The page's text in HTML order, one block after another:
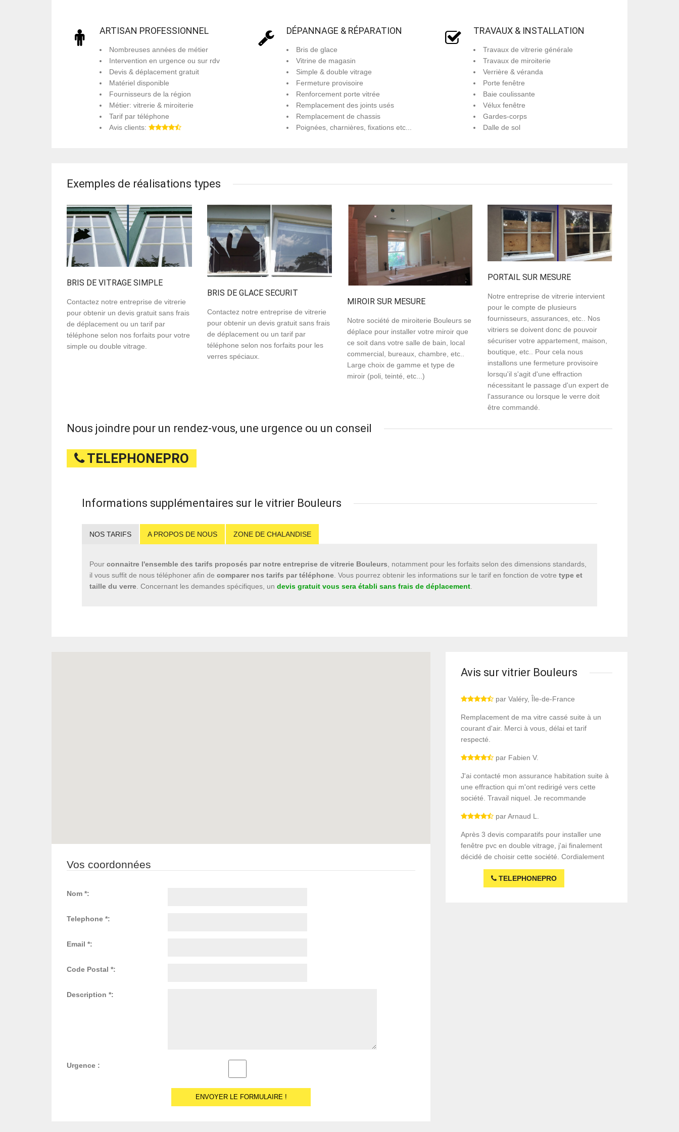
ARTISAN PROFESSIONNEL
Nombreuses années de métier
Intervention en urgence ou sur rdv
Devis & déplacement gratuit
Matériel disponible
Fournisseurs de la région
Métier: vitrerie & miroiterie
Tarif par téléphone
Avis clients:
DÉPANNAGE & RÉPARATION
Bris de glace
Vitrine de magasin
Simple & double vitrage
Fermeture provisoire
Renforcement porte vitrée
Remplacement des joints usés
Remplacement de chassis
Poignées, charnières, fixations etc...
TRAVAUX & INSTALLATION
Travaux de vitrerie générale
Travaux de miroiterie
Verrière & véranda
Porte fenêtre
Baie coulissante
Vélux fenêtre
Gardes-corps
Dalle de sol
Exemples de réalisations types
BRIS DE VITRAGE SIMPLE
Contactez notre entreprise de vitrerie
pour obtenir un devis gratuit sans frais
de déplacement ou un tarif par
téléphone selon nos forfaits pour votre
simple ou double vitrage.
BRIS DE GLACE SECURIT
Contactez notre entreprise de vitrerie
pour obtenir un devis gratuit sans frais
de déplacement ou un tarif par
téléphone selon nos forfaits pour les
verres spéciaux.
MIROIR SUR MESURE
Notre société de miroiterie Bouleurs se
déplace pour installer votre miroir que
ce soit dans votre salle de bain, local
commercial, bureaux, chambre, etc..
Large choix de gamme et type de
miroir (poli, teinté, etc...)
PORTAIL SUR MESURE
Notre entreprise de vitrerie intervient
pour le compte de plusieurs
fournisseurs, assurances, etc.. Nos
vitriers se doivent donc de pouvoir
sécuriser votre appartement, maison,
boutique, etc.. Pour cela nous
installons une fermeture provisoire
lorsqu'il s'agit d'une effraction
nécessitant le passage d'un expert de
l'assurance ou lorsque le verre doit
être commandé.
Nous joindre pour un rendez-vous, une urgence ou un conseil
TELEPHONEPRO
Informations supplémentaires sur le vitrier Bouleurs
NOS TARIFS A PROPOS DE NOUS ZONE DE CHALANDISE
Pour connaitre l'ensemble des tarifs proposés par notre entreprise de vitrerie Bouleurs, notamment pour les forfaits selon des dimensions standards,
il vous suffit de nous téléphoner afin de comparer nos tarifs par téléphone. Vous pourrez obtenir les informations sur le tarif en fonction de votre type et
taille du verre. Concernant les demandes spécifiques, un devis gratuit vous sera établi sans frais de déplacement.
Vos coordonnées
Nom *:
Telephone *:
Email *:
Code Postal *:
Description *:
Urgence :
Avis sur vitrier Bouleurs
par Valéry, Île-de-France
Remplacement de ma vitre cassé suite à un
courant d'air. Merci à vous, délai et tarif
respecté.
par Fabien V.
J'ai contacté mon assurance habitation suite à
une effraction qui m'ont redirigé vers cette
société. Travail niquel. Je recommande
par Arnaud L.
Après 3 devis comparatifs pour installer une
fenêtre pvc en double vitrage, j'ai finalement
décidé de choisir cette société. Cordialement
TELEPHONEPRO